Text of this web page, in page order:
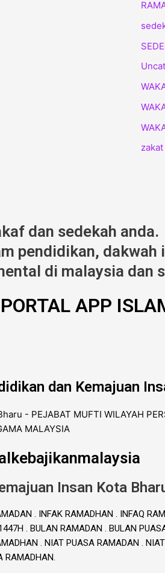
zakat
dan sedekah anda.
pendidikan, dakwah
di malaysia dan
PORTAL APP
dan Kemajuan
Insan Kota
. INFAK RAMADHAN . INFAQ
. BULAN RAMADAN . BULAN
. NIAT PUASA RAMADAN .
RAMADHAN.